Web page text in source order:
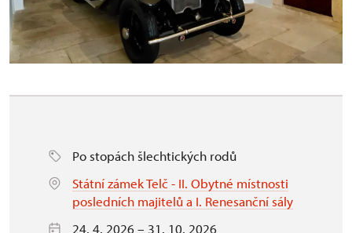
Po stopách šlechtických rodů
Státní zámek Telč - II. Obytné místnosti
posledních majitelů a I. Renesanční sály
24. 4. 2026 – 31. 10. 2026